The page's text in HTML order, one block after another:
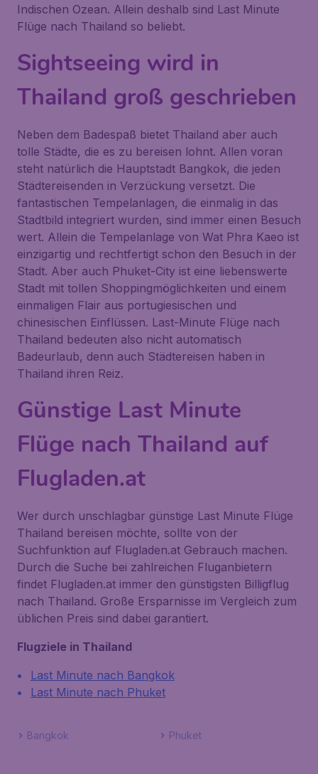
Indischen Ozean. Allein deshalb sind Last Minute
Flüge nach Thailand so beliebt.
Sightseeing wird in
Thailand groß geschrieben
Neben dem Badespaß bietet Thailand aber auch
tolle Städte, die es zu bereisen lohnt. Allen voran
steht natürlich die Hauptstadt Bangkok, die jeden
Städtereisenden in Verzückung versetzt. Die
fantastischen Tempelanlagen, die einmalig in das
Stadtbild integriert wurden, sind immer einen Besuch
wert. Allein die Tempelanlage von Wat Phra Kaeo ist
einzigartig und rechtfertigt schon den Besuch in der
Stadt. Aber auch Phuket-City ist eine liebenswerte
Stadt mit tollen Shoppingmöglichkeiten und einem
einmaligen Flair aus portugiesischen und
chinesischen Einflüssen. Last-Minute Flüge nach
Thailand bedeuten also nicht automatisch
Badeurlaub, denn auch Städtereisen haben in
Thailand ihren Reiz.
Günstige Last Minute
Flüge nach Thailand auf
Flugladen.at
Wer durch unschlagbar günstige Last Minute Flüge
Thailand bereisen möchte, sollte von der
Suchfunktion auf Flugladen.at Gebrauch machen.
Durch die Suche bei zahlreichen Fluganbietern
findet Flugladen.at immer den günstigsten Billigflug
nach Thailand. Große Ersparnisse im Vergleich zum
üblichen Preis sind dabei garantiert.
Flugziele in Thailand
Last Minute nach Bangkok
Last Minute nach Phuket
Bangkok Phuket